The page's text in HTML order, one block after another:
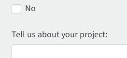
No
Tell us about your project: